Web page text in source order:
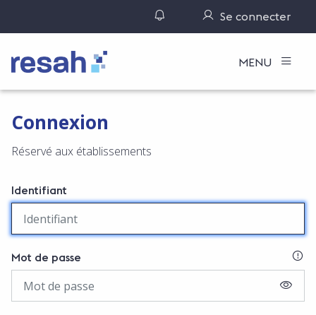
Gérer ses notifications
Se connecter
Logo Resah MENU
Connexion
Réservé aux établissements
Identifiant
Mot de passe